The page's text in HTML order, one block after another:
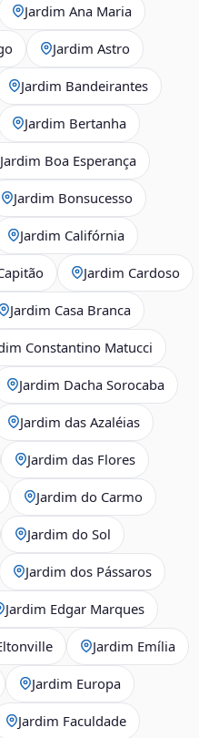
Jardim Ana Maria
Jardim Astro
Jardim Bandeirantes
Jardim Bertanha
Jardim Boa Esperança
Jardim Bonsucesso
Jardim Califórnia
Jardim Cardoso
Jardim Casa Branca
Constantino Matucci
Jardim Dacha Sorocaba
Jardim das Azaléias
Jardim das Flores
Jardim do Carmo
Jardim do Sol
Jardim dos Pássaros
Jardim Edgar Marques
Jardim Emília
Jardim Europa
Jardim Faculdade